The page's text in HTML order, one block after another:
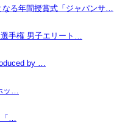
る年間授賞式「ジャパンサ…
手権 男子エリート…
by …
ッ…
…